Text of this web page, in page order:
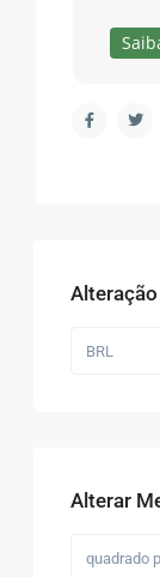
BRL
Alterar
quadrado